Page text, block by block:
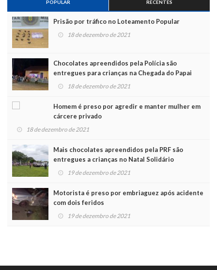
POPULAR RECENTES
Prisão por tráfico no Loteamento Popular
18 de dezembro de 2021
Chocolates apreendidos pela Polícia são
entregues para crianças na Chegada do Papai
Noel 18 de dezembro de 2021
Homem é preso por agredir e manter mulher em
cárcere privado
18 de dezembro de 2021
Mais chocolates apreendidos pela PRF são
entregues a crianças no Natal Solidário
19 de dezembro de 2021
Motorista é preso por embriaguez após acidente
com dois feridos
19 de dezembro de 2021